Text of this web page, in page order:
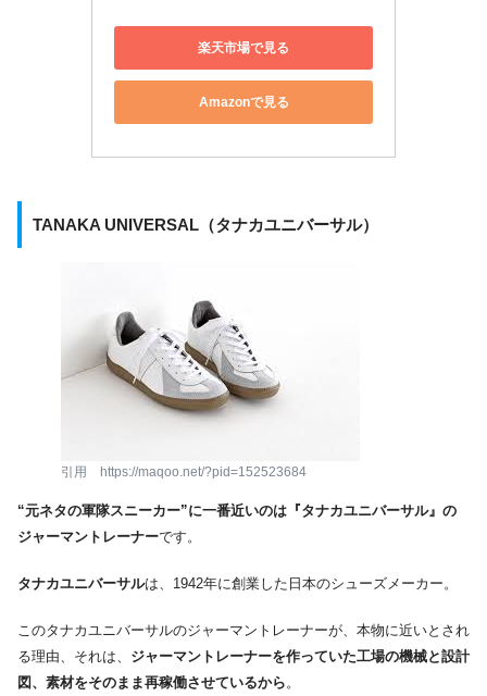
楽天市場で見る
Amazonで見る
TANAKA UNIVERSAL（タナカユニバーサル）
引用 https://maqoo.net/?pid=152523684
“元ネタの軍隊スニーカー”に一番近いのは『タナカユニバーサル』の
ジャーマントレーナーです。
タナカユニバーサルは、1942年に創業した日本のシューズメーカー。
このタナカユニバーサルのジャーマントレーナーが、本物に近いとされ
る理由、それは、 ジャーマントレーナーを作っていた工場の機械と設計
図、素材をそのまま再稼働させているから。